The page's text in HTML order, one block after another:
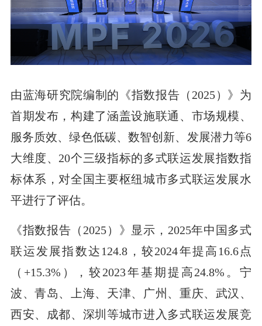
由蓝海研究院编制的《指数报告（2025）》为
首期发布，构建了涵盖设施联通、市场规模、
服务质效、绿色低碳、数智创新、发展潜力等6
大维度、20个三级指标的多式联运发展指数指
标体系，对全国主要枢纽城市多式联运发展水
平进行了评估。
《指数报告（2025）》显示，2025年中国多式
联运发展指数达124.8，较2024年提高16.6点
（+15.3%），较2023年基期提高24.8%。宁
波、青岛、上海、天津、广州、重庆、武汉、
西安、成都、深圳等城市进入多式联运发展竞